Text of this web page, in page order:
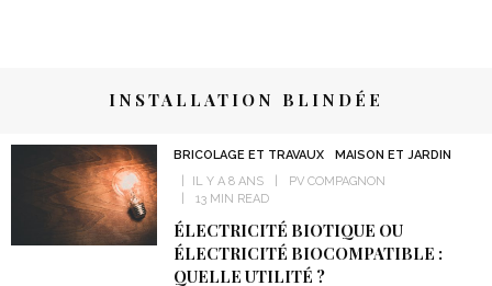
INSTALLATION BLINDÉE
BRICOLAGE ET TRAVAUX
MAISON ET JARDIN
IL Y A 8 ANS
PV COMPAGNON
13 MIN READ
ÉLECTRICITÉ BIOTIQUE OU
ÉLECTRICITÉ BIOCOMPATIBLE :
QUELLE UTILITÉ ?